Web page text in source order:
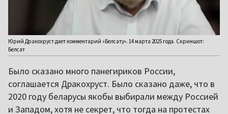
Юрий Дракохруст дает комментарий «Белсату». 14 марта 2025 года. Скриншот:
Белсат
Было сказано много панегириков России,
соглашается Дракохруст. Было сказано даже, что в
2020 году беларусы якобы выбирали между Россией
и Западом, хотя не секрет, что тогда на протестах